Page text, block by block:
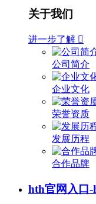
关于我们
进一步了解 
公司简介
企业文化
荣誉资质
发展历程
合作品牌
hth官网入口-